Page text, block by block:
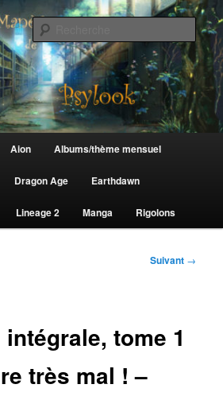
Psylook
Aion Albums/thème mensuel
Dragon Age Earthdawn
Lineage 2 Manga Rigolons
Suivant →
tome 1
très mal ! –